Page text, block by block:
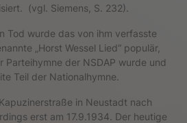
(vgl. Siemens, S. 232).
Tod wurde das von ihm verfasste
„Horst Wessel Lied“ populär,
Parteihymne der NSDAP wurde und
Teil der Nationalhymne.
in Neustadt nach
erst am 17.9.1934. Der heutige